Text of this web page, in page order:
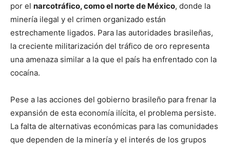
por el narcotráfico, como el norte de México, donde la
minería ilegal y el crimen organizado están
estrechamente ligados. Para las autoridades brasileñas,
la creciente militarización del tráfico de oro representa
una amenaza similar a la que el país ha enfrentado con la
cocaína.
Pese a las acciones del gobierno brasileño para frenar la
expansión de esta economía ilícita, el problema persiste.
La falta de alternativas económicas para las comunidades
que dependen de la minería y el interés de los grupos